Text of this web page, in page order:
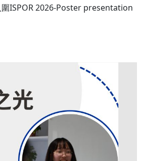
ISPOR 2026-Poster presentation